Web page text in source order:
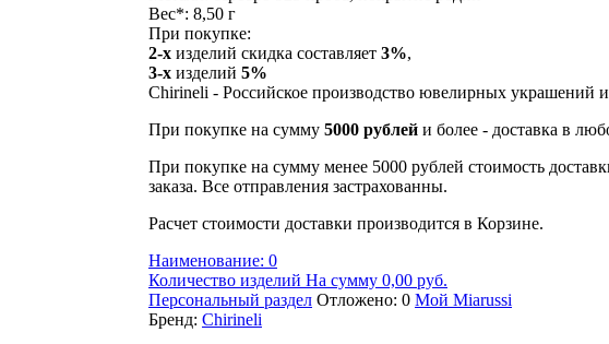
Вес*: 8,50 г
При покупке:
2-х изделий скидка составляет 3%,
3-х изделий 5%
Chirineli - Российское производство ювелирных украшений
При покупке на сумму 5000 рублей и более - доставка в
При покупке на сумму менее 5000 рублей стоимость
заказа. Все отправления застрахованны.
Расчет стоимости доставки производится в Корзине.
Наименование: 0
Количество изделий На сумму 0,00 руб.
Персональный раздел Отложено: 0 Мой Miarussi
Бренд: Chirineli